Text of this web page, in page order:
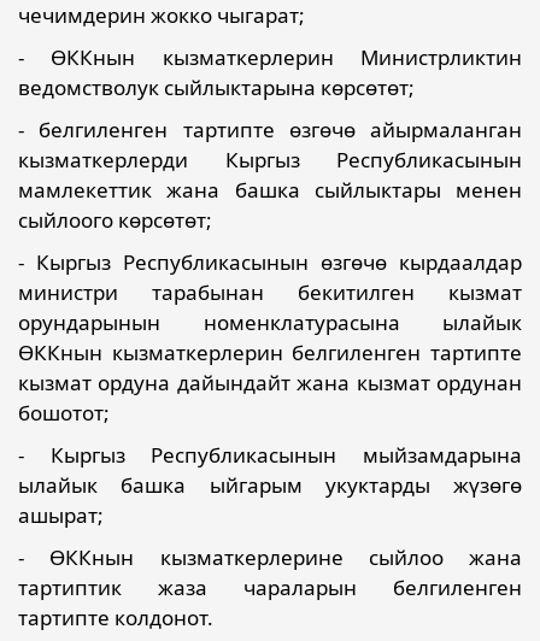
чечимдерин жокко чыгарат;
- ӨККнын кызматкерлерин Министрликтин
ведомстволук сыйлыктарына көрсөтөт;
- белгиленген тартипте өзгөчө айырмаланган
кызматкерлерди Кыргыз Республикасынын
мамлекеттик жана башка сыйлыктары менен
сыйлоого көрсөтөт;
- Кыргыз Республикасынын өзгөчө кырдаалдар
министри тарабынан бекитилген кызмат
орундарынын номенклатурасына ылайык
ӨККнын кызматкерлерин белгиленген тартипте
кызмат ордуна дайындайт жана кызмат ордунан
бошотот;
- Кыргыз Республикасынын мыйзамдарына
ылайык башка ыйгарым укуктарды жүзөгө
ашырат;
- ӨККнын кызматкерлерине сыйлоо жана
тартиптик жаза чараларын белгиленген
тартипте колдонот.